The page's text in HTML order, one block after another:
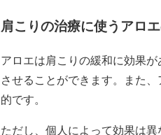
肩こりの治療に使うアロ
アロエは肩こりの緩和に効果
させることができます。また
的です。
ただし、個人によって効果は